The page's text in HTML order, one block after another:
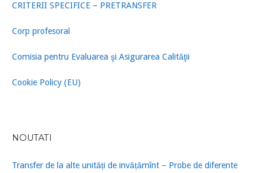
CRITERII SPECIFICE – PRETRANSFER
Corp profesoral
Comisia pentru Evaluarea şi Asigurarea Calităţii
Cookie Policy (EU)
NOUTATI
Transfer de la alte unități de invățămînt – Probe de diferente